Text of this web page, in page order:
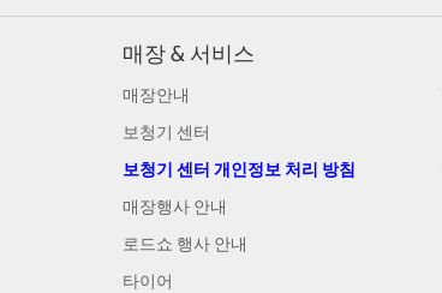
매장 & 서비스
매장안내
보청기 센터
보청기 센터 개인정보 처리 방침
매장행사 안내
로드쇼 행사 안내
타이어